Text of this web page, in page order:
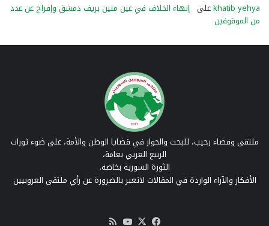
khatib yehyaعلى إنهاء الخلاف في عين منين بريف دمشق وإفراج عن عدد
من الموقوفين
ملتقى وفضاء رحيب، للبحث والحوار في قضايا الوطن والأمة، على ضوء ثورات
الربيع العربي بعامة،
الثورة السورية بخاصة.
الأفكار والآراء الواردة في المقالات لاتعبر بالضرورة عن رأي ملتقى العروبيين
فيسبوك
‫X
‫YouTube